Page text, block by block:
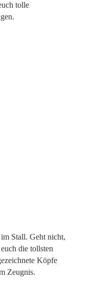
tolle
Stall. Geht nicht,
die tollsten
Köpfe
Zeugnis.